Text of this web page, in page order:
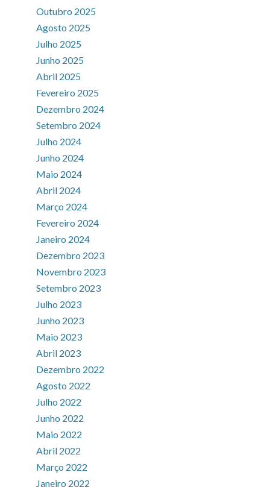
Outubro 2025
Agosto 2025
Julho 2025
Junho 2025
Abril 2025
Fevereiro 2025
Dezembro 2024
Setembro 2024
Julho 2024
Junho 2024
Maio 2024
Abril 2024
Março 2024
Fevereiro 2024
Janeiro 2024
Dezembro 2023
Novembro 2023
Setembro 2023
Julho 2023
Junho 2023
Maio 2023
Abril 2023
Dezembro 2022
Agosto 2022
Julho 2022
Junho 2022
Maio 2022
Abril 2022
Março 2022
Janeiro 2022